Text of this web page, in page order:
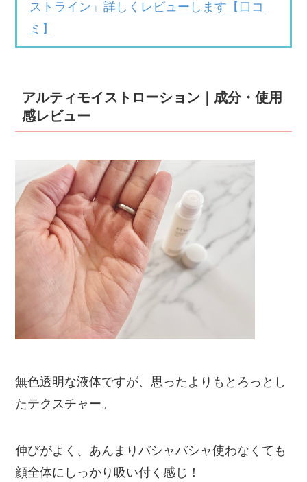
ストライン」詳しくレビューします【口コ
ミ】
アルティモイストローション｜成分・使用
感レビュー
無色透明な液体ですが、思ったよりもとろっとし
たテクスチャー。
伸びがよく、あんまりバシャバシャ使わなくても
顔全体にしっかり吸い付く感じ！